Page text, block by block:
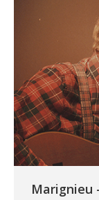
Marignieu